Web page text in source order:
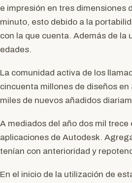
e impresión en tres dimensiones
minuto, esto debido a la
con la que cuenta. Además de la
edades.
La comunidad activa de los
cincuenta millones de diseños en
miles de nuevos añadidos
A mediados del año dos mil
aplicaciones de Autodesk.
tenían con anterioridad y
En el inicio de la utilización de